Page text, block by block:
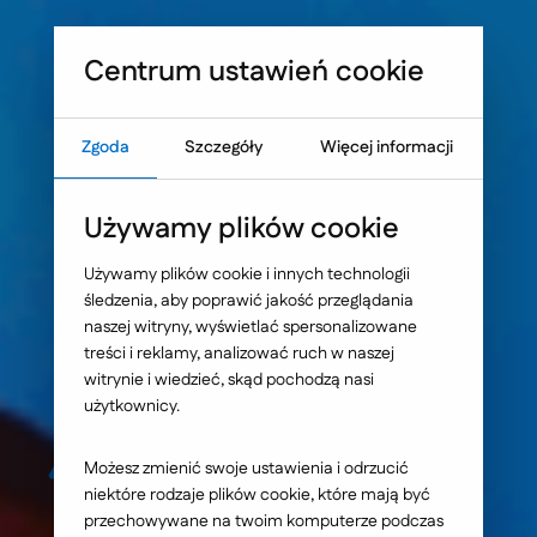
Umów warsztat UX
Sprawdź, co blokuje skuteczność Twojej strony WWW
Izostal S.A. - serwis
internetowy
Centrum ustawień cookie
Zgoda Szczegóły Więcej informacji
Używamy plików cookie
Używamy plików cookie i innych technologii
śledzenia, aby poprawić jakość przeglądania
naszej witryny, wyświetlać spersonalizowane
treści i reklamy, analizować ruch w naszej
witrynie i wiedzieć, skąd pochodzą nasi
użytkownicy.
Możesz zmienić swoje ustawienia i odrzucić
niektóre rodzaje plików cookie, które mają być
przechowywane na twoim komputerze podczas